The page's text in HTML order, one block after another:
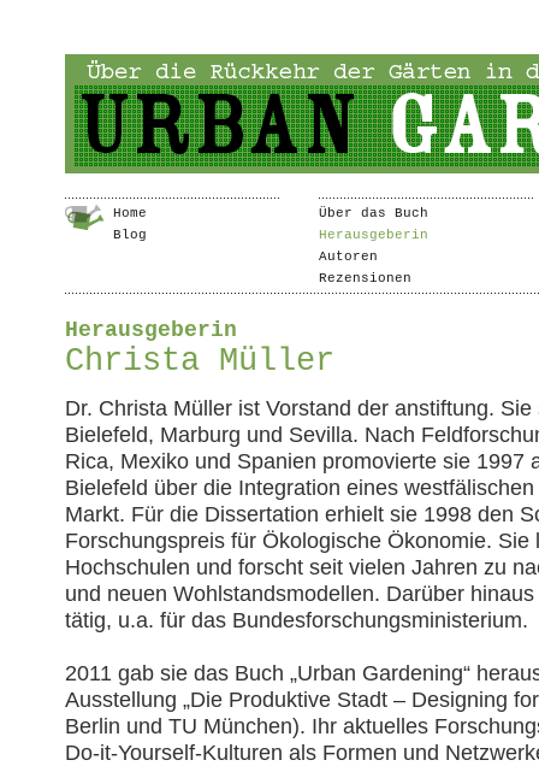
Home
Blog
Über das Buch
Herausgeberin
Autoren
Rezensionen
Herausgeberin
Christa Müller
Dr. Christa Müller ist Vorstand der anstiftung.
Bielefeld, Marburg und Sevilla. Nach
Rica, Mexiko und Spanien promovierte sie 1997
Bielefeld über die Integration eines
Markt. Für die Dissertation erhielt sie 1998 den
Forschungspreis für Ökologische Ökonomie. Sie
Hochschulen und forscht seit vielen Jahren zu
und neuen Wohlstandsmodellen. Darüber
tätig, u.a. für das Bundesforschungsministerium.
2011 gab sie das Buch „Urban Gardening“
Ausstellung „Die Produktive Stadt – Designing
Berlin und TU München). Ihr aktuelles
Do-it-Yourself-Kulturen als Formen und